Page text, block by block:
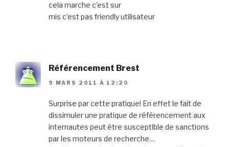
cela marche c’est sur
mis c’est pas friendly utilisateur
Référencement Brest
9 MARS 2011 À 12:20
Surprise par cette pratique! En effet le fait de
dissimuler une pratique de référencement aux
internautes peut être susceptible de sanctions
par les moteurs de recherche…